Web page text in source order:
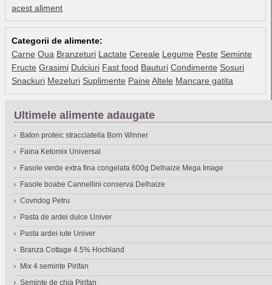
acest aliment
Categorii de alimente:
Carne Oua Branzeturi Lactate Cereale Legume Peste Seminte
Fructe Grasimi Dulciuri Fast food Bauturi Condimente Sosuri
Snackuri Mezeluri Suplimente Paine Altele Mancare gatita
Ultimele alimente adaugate
Baton proteic stracciatella Born Winner
Faina Ketomix Universal
Fasole verde extra fina congelata 600g Delhaize Mega Image
Fasole boabe Cannellini conserva Delhaize
Covridog Petru
Pasta de ardei dulce Univer
Pasta ardei iute Univer
Branza Cottage 4.5% Hochland
Mix 4 seminte Pirifan
Seminte de chia Pirifan